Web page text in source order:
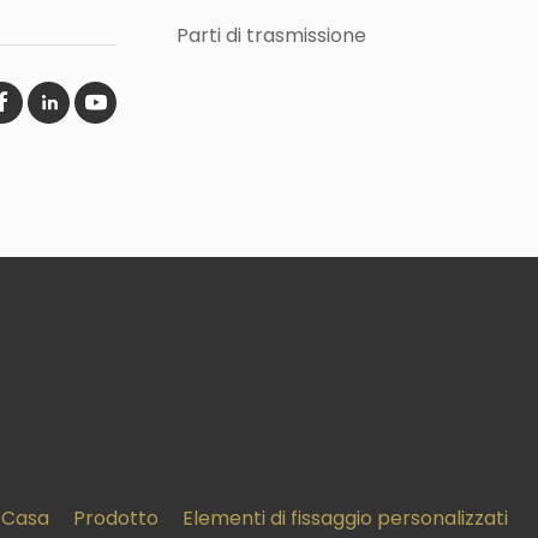
Parti di trasmissione
Casa Prodotto Elementi di fissaggio personalizzati